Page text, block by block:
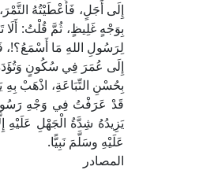
إِلَى أَجَلٍ، فَأَعْطَيْتُهُ
بِوَجْهٍ غَلِيظٍ، ثُمَّ قُلْتُ:
لِرَسُولِ اللهِ مَا أَسْمَعُ؟!،
إِلَى عُمَرَ فِي سُكُونٍ وَتُؤَدَةٍ
بِحُسْنِ التِّبَاعَةِ، اذْهَبْ
قَدْ عَرَفْتُ فِي وَجْهِ رَسُولِ
يَزِيدُهُ شِدَّةُ الْجَهْلِ عَلَيْهِ
عَلَيْهِ وسَلَّمَ نَبِيًّا.
المصادر